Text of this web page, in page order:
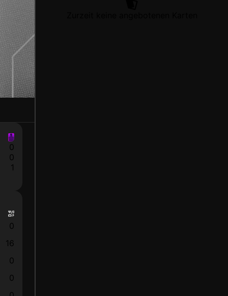
0
0
1
0
16
0
0